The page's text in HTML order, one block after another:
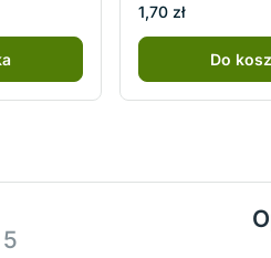
1,70 zł
Do